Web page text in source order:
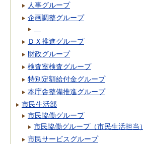
人事グループ
企画調整グループ
ＤＸ推進グループ
財政グループ
検査室検査グループ
特別定額給付金グループ
本庁舎整備推進グループ
市民生活部
市民協働グループ
市民協働グループ（市民生活担当）
市民サービスグループ